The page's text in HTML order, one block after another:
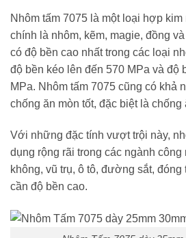
Nhôm tấm 7075 là một loại hợp
chính là nhôm, kẽm, magie, đồng
có độ bền cao nhất trong các loại
độ bền kéo lên đến 570 MPa và độ
MPa. Nhôm tấm 7075 cũng có khả
chống ăn mòn tốt, đặc biệt là chống
Với những đặc tính vượt trội này,
dụng rộng rãi trong các ngành
không, vũ trụ, ô tô, đường sắt,
cần độ bền cao.